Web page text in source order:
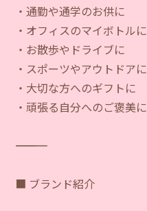
・通勤や通学のお供に
・オフィスのマイボトルに
・お散歩やドライブに
・スポーツやアウトドアに
・大切な方へのギフトに
・頑張る自分へのご褒美に
―――――――――――
■ ブランド紹介